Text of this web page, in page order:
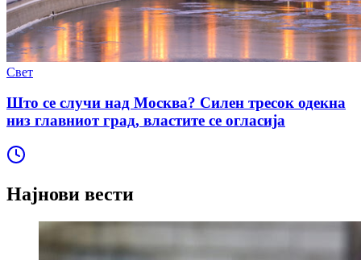
Свет
Што се случи над Москва? Силен тресок одекна
низ главниот град, властите се огласија
Најнови вести